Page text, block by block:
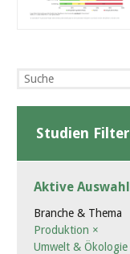
Studien Filter
Aktive Auswahl
Branche & Thema
Produktion ×
Umwelt & Ökologie